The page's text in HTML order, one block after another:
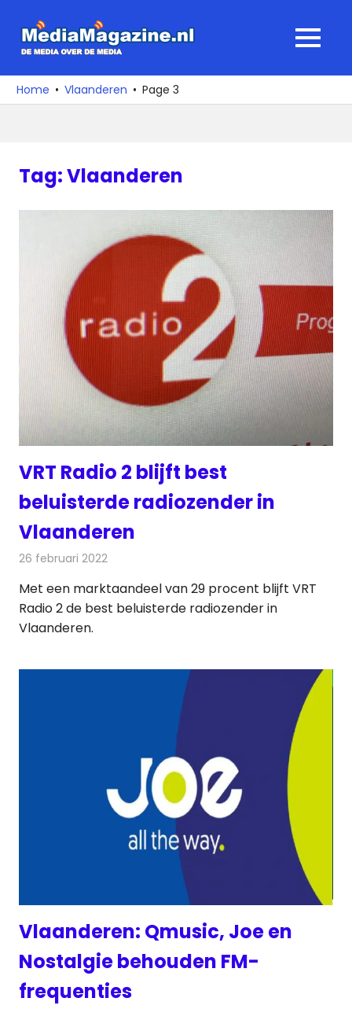
naar
media
over
MENU
Home Vlaanderen Page 3
Tag:Vlaanderen
VRT Radio 2 blijft best
beluisterde radiozender in
Vlaanderen
26 februari 2022
Met een marktaandeel van 29 procent blijft VRT
Radio 2 de best beluisterde radiozender in
Vlaanderen.
Vlaanderen: Qmusic, Joe en
Nostalgie behouden FM-
frequenties